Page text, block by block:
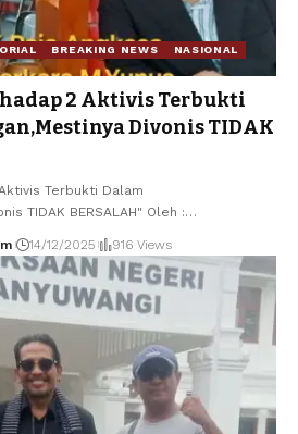
BREAKING NEWS
NASIONAL
2 Aktivis Terbukti
Divonis TIDAK
Terbukti Dalam
TIDAK BERSALAH" Oleh :…
14/12/2025 916 Views